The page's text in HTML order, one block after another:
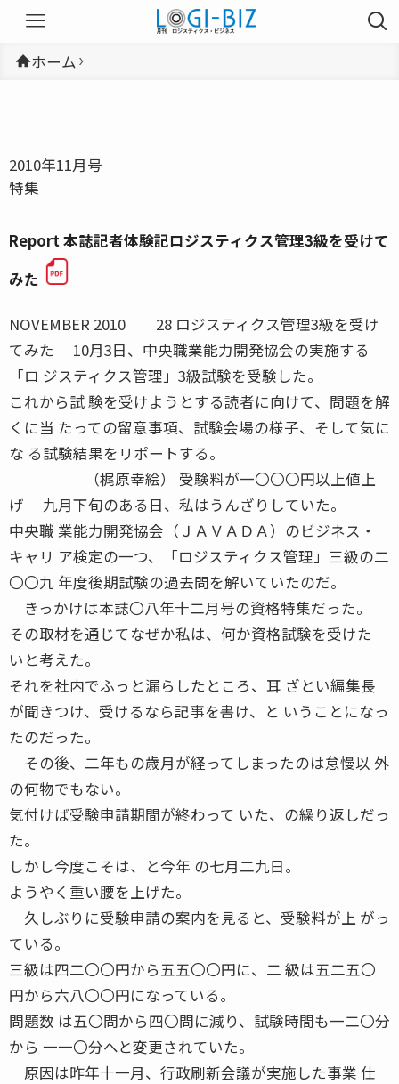
ホーム
2010年11月号
特集
Report 本誌記者体験記ロジスティクス管理3級を受けて
みた
NOVEMBER 2010 28 ロジスティクス管理3級を受け
てみた 10月3日、中央職業能力開発協会の実施する
「ロ ジスティクス管理」3級試験を受験した。
これから試 験を受けようとする読者に向けて、問題を解
くに当 たっての留意事項、試験会場の様子、そして気に
な る試験結果をリポートする。
（梶原幸絵） 受験料が一〇〇〇円以上値上
げ 九月下旬のある日、私はうんざりしていた。
中央職 業能力開発協会（ＪＡＶＡＤＡ）のビジネス・
キャリ ア検定の一つ、「ロジスティクス管理」三級の二
〇〇九 年度後期試験の過去問を解いていたのだ。
きっかけは本誌〇八年十二月号の資格特集だった。
その取材を通じてなぜか私は、何か資格試験を受けた
いと考えた。
それを社内でふっと漏らしたところ、耳 ざとい編集長
が聞きつけ、受けるなら記事を書け、と いうことになっ
たのだった。
その後、二年もの歳月が経ってしまったのは怠慢以 外
の何物でもない。
気付けば受験申請期間が終わって いた、の繰り返しだっ
た。
しかし今度こそは、と今年 の七月二九日。
ようやく重い腰を上げた。
久しぶりに受験申請の案内を見ると、受験料が上 がっ
ている。
三級は四二〇〇円から五五〇〇円に、二 級は五二五〇
円から六八〇〇円になっている。
問題数 は五〇問から四〇問に減り、試験時間も一二〇分
から 一一〇分へと変更されていた。
原因は昨年十一月、行政刷新会議が実施した事業 仕